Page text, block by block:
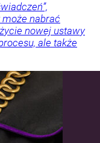
nabrać
nowej ustawy
ale także